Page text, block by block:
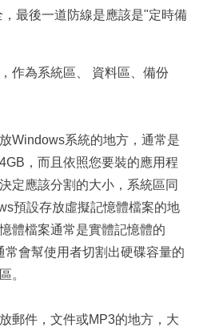
最後一道防線是應該是"定時備
作為系統區、 資料區、備份
Windows系統的地方，通常是
，而且依照您要裝的應用程
定應該分割的大小，系統區同
預設存放虛擬記憶體檔案的地
體檔案通常是實體記憶體的
常會幫使用者切割出硬碟容量的
。
郵件，文件或MP3的地方，大